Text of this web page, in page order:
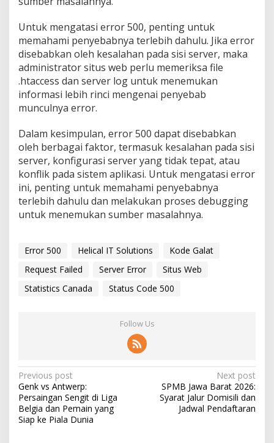
Untuk mengatasi error 500, penting untuk
memahami penyebabnya terlebih dahulu. Jika error
disebabkan oleh kesalahan pada sisi server, maka
administrator situs web perlu memeriksa file
.htaccess dan server log untuk menemukan
informasi lebih rinci mengenai penyebab
munculnya error.
Dalam kesimpulan, error 500 dapat disebabkan
oleh berbagai faktor, termasuk kesalahan pada sisi
server, konfigurasi server yang tidak tepat, atau
konflik pada sistem aplikasi. Untuk mengatasi error
ini, penting untuk memahami penyebabnya
terlebih dahulu dan melakukan proses debugging
untuk menemukan sumber masalahnya.
Error 500 Helical IT Solutions
Kode Galat
Request Failed
Server Error
Situs Web
Statistics Canada
Status Code 500
Follow Us
P
o
s
Previous post
Genk vs Antwerp:
Persaingan Sengit di Liga
Belgia dan Pemain yang
Siap ke Piala Dunia
Next post
SPMB Jawa Barat 2026:
Syarat Jalur Domisili dan
Jadwal Pendaftaran